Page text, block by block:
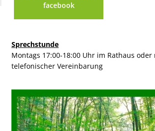
facebook
Sprechstunde
Montags 17:00-18:00 Uhr im Rathaus oder
telefonischer Vereinbarung